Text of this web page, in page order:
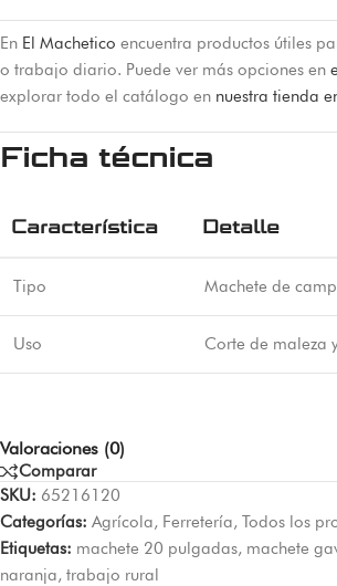
En El Machetico encuentra productos útiles
o trabajo diario. Puede ver más opciones en
explorar todo el catálogo en nuestra tienda
Ficha técnica
Característica Detalle
Tipo Machete de
Uso Corte de maleza
Valoraciones (0)
Comparar
SKU: 65216120
Categorías: Agrícola, Ferretería, Todos los
Etiquetas: machete 20 pulgadas, machete
naranja, trabajo rural